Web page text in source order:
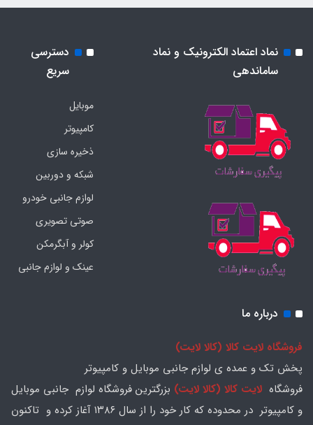
نماد اعتماد الکترونیک و نماد
ساماندهی
دسترسی
سریع
موبایل
کامپیوتر
ذخیره سازی
شبکه و دوربین
لوازم جانبی خودرو
صوتی تصویری
کولر و آبگرمکن
عینک و لوازم جانبی
درباره ما
فروشگاه لایت کالا (کالا لایت)
پخش تک و عمده ی لوازم جانبی موبایل و کامپیوتر
فروشگاه لایت کالا (کالا لایت) بزرگترین فروشگاه لوازم جانبی موبایل
و کامپیوتر در محدوده که کار خود را از سال ۱۳۸۶ آغاز کرده و تاکنون